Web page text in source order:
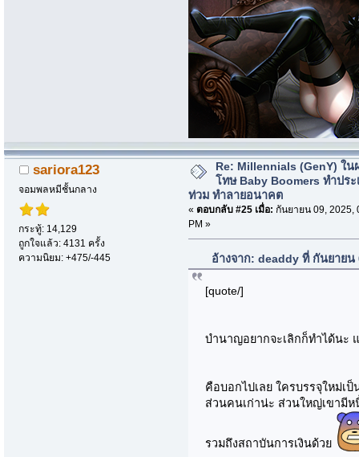
sariora123
จอมพลหมีชั้นกลาง
กระทู้: 14,129
ถูกใจแล้ว: 4131 ครั้ง
ความนิยม: +475/-445
Re: Millennials (GenY) ใน
โทษ Baby Boomers ทำประ
ท่วม ทำลายอนาคต
« ตอบกลับ #25 เมื่อ: กันยายน 09, 2025,
PM »
อ้างจาก: deaddy ที่ กันยายน
[quote/]
บำนาญอยากจะเลิกก็ทำได้นะ
คือบอกไปเลย ใครบรรจุใหม่เ
ส่วนคนเก่าน่ะ ส่วนใหญ่เขามีห
รวมถึงสถาบันการเงินด้วย